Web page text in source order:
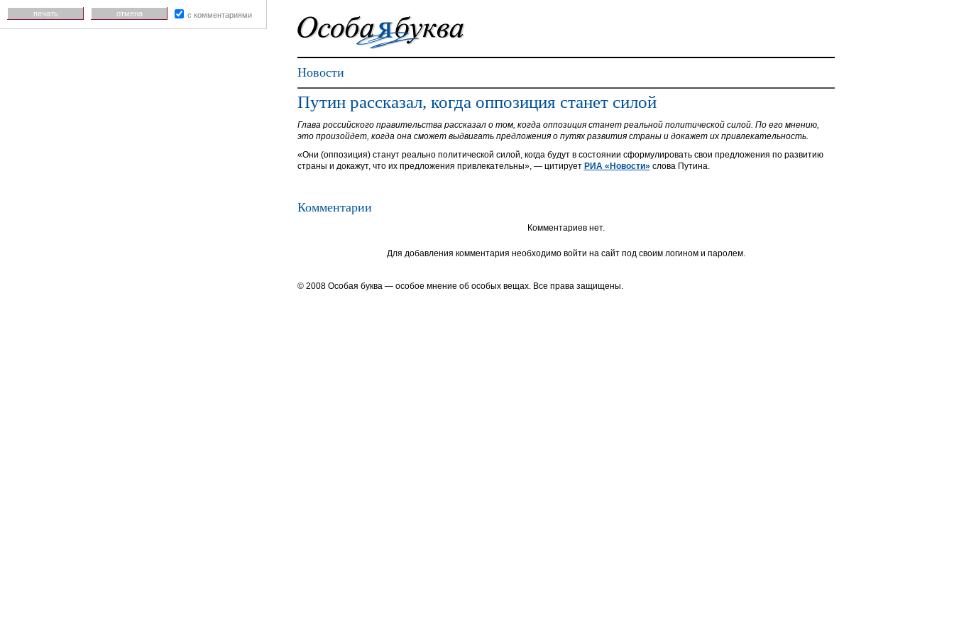
Новости
Путин рассказал, когда оппозиция станет силой
Глава российского правительства рассказал о том, когда оппозиция станет реальной политической силой. По его мнению,
это произойдет, когда она сможет выдвигать предложения о путях развития страны и докажет их привлекательность.
«Они (оппозиция) станут реально политической силой, когда будут в состоянии сформулировать свои предложения по развитию
страны и докажут, что их предложения привлекательны», — цитирует РИА «Новости» слова Путина.
Комментарии
Комментариев нет.
Для добавления комментария необходимо войти на сайт под своим логином и паролем.
© 2008 Особая буква — особое мнение об особых вещах. Все права защищены.
печать отмена с комментариями